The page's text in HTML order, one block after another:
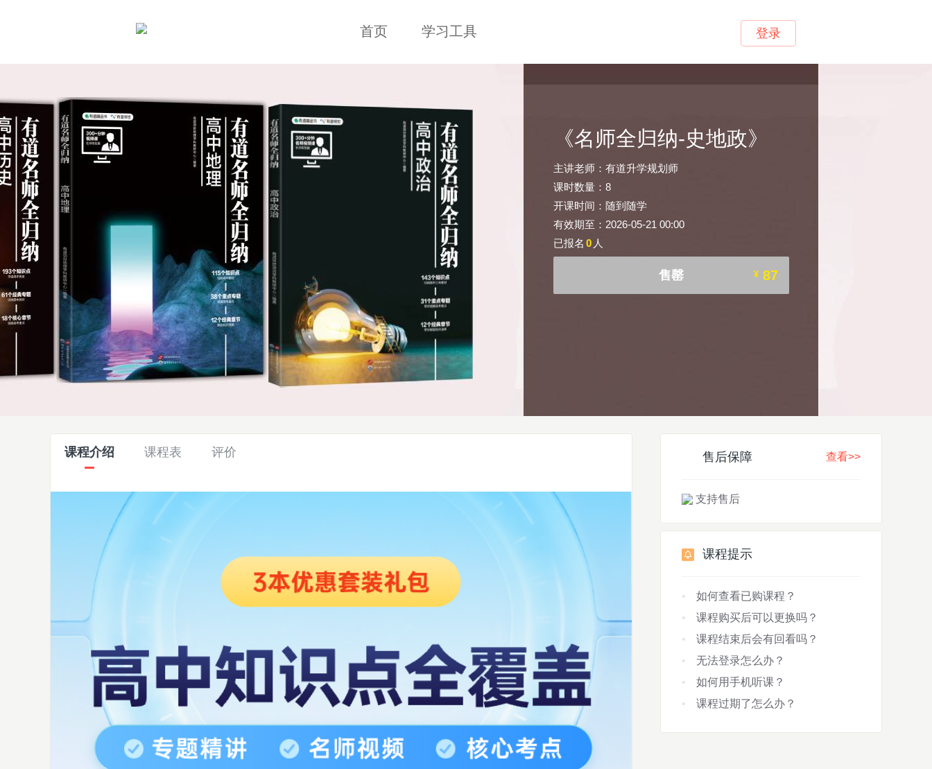
首页 学习工具 登录
《名师全归纳-史地政》
主讲老师：有道升学规划师
课时数量：8
开课时间：随到随学
有效期至：2026-05-21 00:00
已报名 0 人
售罄 ¥ 87
课程介绍 课程表 评价 售后保障 查看>>
支持售后
课程提示
如何查看已购课程？
课程购买后可以更换吗？
课程结束后会有回看吗？
无法登录怎么办？
如何用手机听课？
课程过期了怎么办？